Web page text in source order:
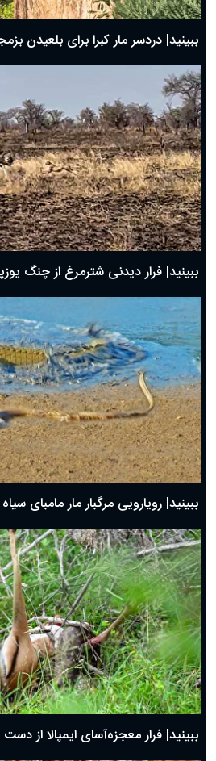
ببینید| دردسر مار کبرا برای بلعیدن
ببینید| فرار دیدنی شترمرغ از چنگ
ببینید| رویارویی مرگبار مار مامبای
ببینید| فرار معجزه‌آسای ایمپالا از